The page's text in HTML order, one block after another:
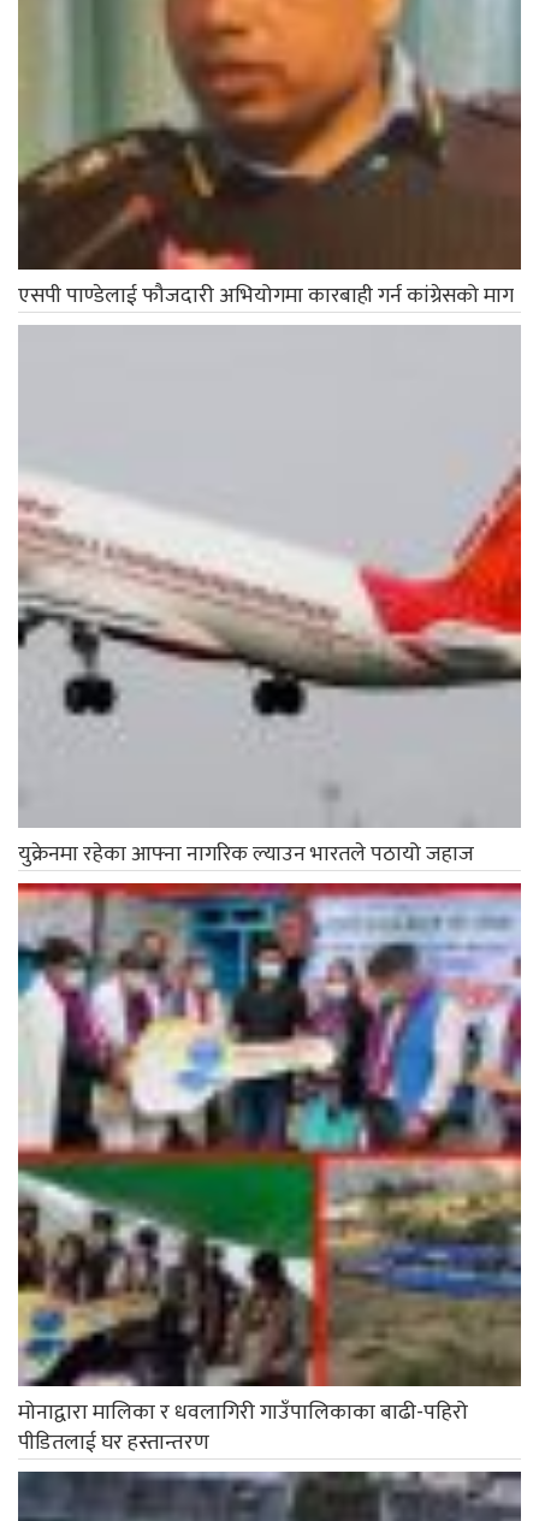
एसपी पाण्डेलाई फौजदारी अभियोगमा कारबाही गर्न कांग्रेसको माग
युक्रेनमा रहेका आफ्ना नागरिक ल्याउन भारतले पठायो जहाज
मोनाद्वारा मालिका र धवलागिरी गाउँपालिकाका बाढी-पहिरो
पीडितलाई घर हस्तान्तरण